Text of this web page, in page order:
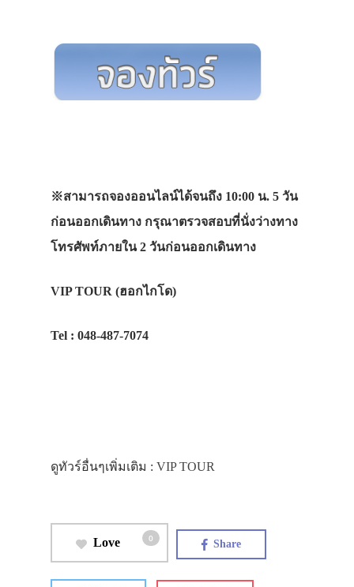
※สามารถจองออนไลน์ได้จนถึง 10:00 น. 5 วัน
ก่อนออกเดินทาง กรุณาตรวจสอบที่นั่งว่างทาง
โทรศัพท์ภายใน 2 วันก่อนออกเดินทาง
VIP TOUR (ฮอกไกโด)
Tel : 048-487-7074
ดูทัวร์อื่นๆเพิ่มเติม : VIP TOUR
Love 0 Share